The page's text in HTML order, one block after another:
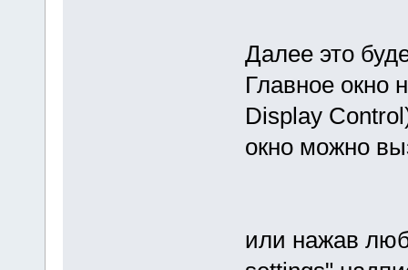
Далее это
Главное окно
Display
окно можно
или нажав